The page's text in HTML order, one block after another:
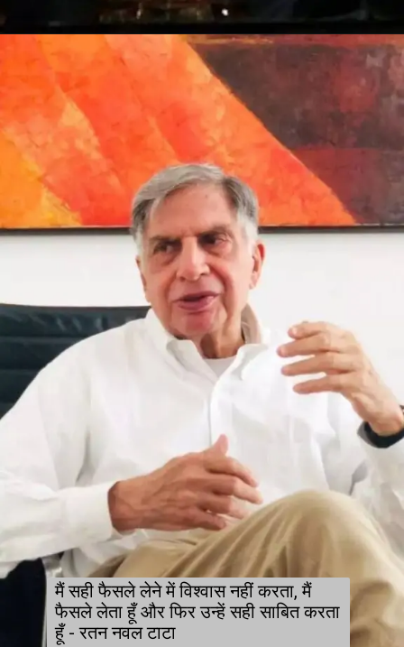
मैं सही फैसले लेने में विश्वास नहीं करता, मैं
फैसले लेता हूँ और फिर उन्हें सही साबित करता
हूँ - रतन नवल टाटा